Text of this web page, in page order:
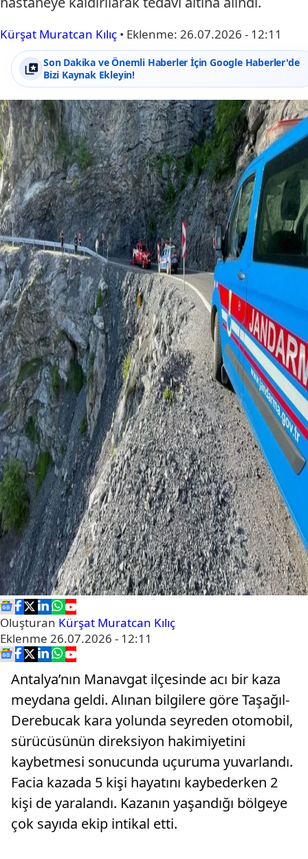
Kürşat Muratcan Kılıç • Eklenme: 26.07.2026 - 12:11
Son Dakika ve Önemli Haberler İçin Google Haberler'de
Bizi Kaynak Ekleyin!
Oluşturan Kürşat Muratcan Kılıç
Eklenme 26.07.2026 - 12:11
Antalya’nın Manavgat ilçesinde acı bir kaza
meydana geldi. Alınan bilgilere göre Taşağıl-
Derebucak kara yolunda seyreden otomobil,
sürücüsünün direksiyon hakimiyetini
kaybetmesi sonucunda uçuruma yuvarlandı.
Facia kazada 5 kişi hayatını kaybederken 2
kişi de yaralandı. Kazanın yaşandığı bölgeye
çok sayıda ekip intikal etti.